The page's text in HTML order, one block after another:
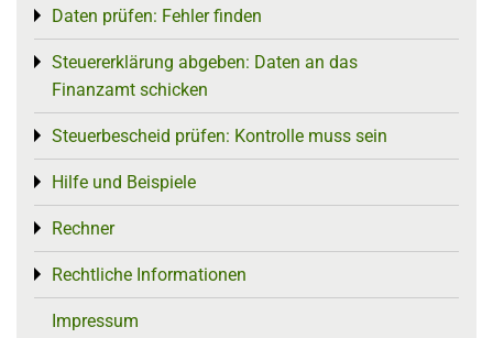
Daten prüfen: Fehler finden
Toggle menu
Steuererklärung abgeben: Daten an das
Finanzamt schicken
Toggle menu
Steuerbescheid prüfen: Kontrolle muss sein
Toggle menu
Hilfe und Beispiele
Toggle menu
Rechner
Toggle menu
Rechtliche Informationen
Toggle menu
Impressum